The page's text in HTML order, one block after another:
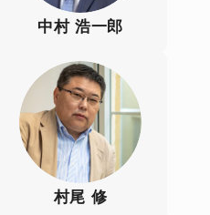
中村 浩一郎
村尾 修